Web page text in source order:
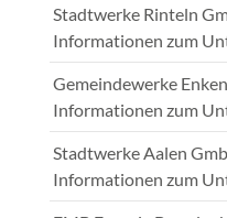
Stadtwerke Rinteln
Informationen zum
Gemeindewerke
Informationen zum
Stadtwerke Aalen
Informationen zum